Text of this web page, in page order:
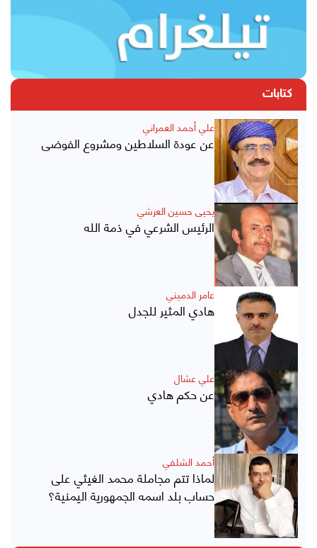
كتابات
علي أحمد العمراني
عن عودة السلاطين ومشروع الفوضى
يحيى حسين العرشي
الرئيس الشرعي في ذمة الله
عامر الدميني
هادي المثير للجدل
علي عشال
عن حكم هادي
أحمد الشلفي
لماذا تتم مجاملة محمد الغيثي على
حساب بلد اسمه الجمهورية اليمنية؟